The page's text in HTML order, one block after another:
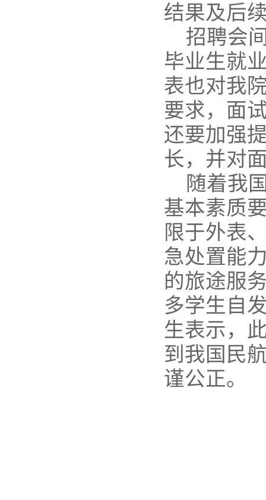
结果及后
招聘会
毕业生就
表也对我
要求，面
还要加强
长，并对
随着我
基本素质
限于外表
急处置能
的旅途服
多学生自
生表示，
到我国民
谨公正。